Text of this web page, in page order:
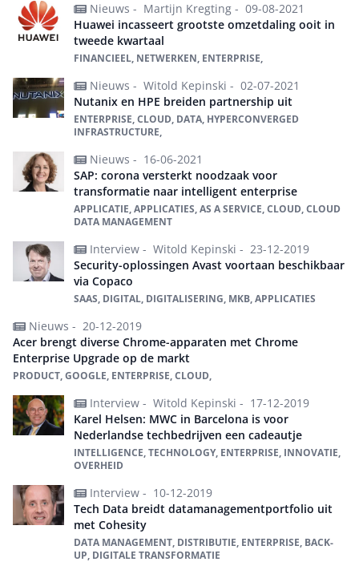
Nieuws - Martijn Kregting - 09-08-2021
Huawei incasseert grootste omzetdaling ooit in
tweede kwartaal
FINANCIEEL, NETWERKEN, ENTERPRISE,
Nieuws - Witold Kepinski - 02-07-2021
Nutanix en HPE breiden partnership uit
ENTERPRISE, CLOUD, DATA, HYPERCONVERGED
INFRASTRUCTURE,
Nieuws - 16-06-2021
SAP: corona versterkt noodzaak voor
transformatie naar intelligent enterprise
APPLICATIE, APPLICATIES, AS A SERVICE, CLOUD, CLOUD
DATA MANAGEMENT
Interview - Witold Kepinski - 23-12-2019
Security-oplossingen Avast voortaan beschikbaar
via Copaco
SAAS, DIGITAL, DIGITALISERING, MKB, APPLICATIES
Nieuws - 20-12-2019
Acer brengt diverse Chrome-apparaten met Chrome
Enterprise Upgrade op de markt
PRODUCT, GOOGLE, ENTERPRISE, CLOUD,
Interview - Witold Kepinski - 17-12-2019
Karel Helsen: MWC in Barcelona is voor
Nederlandse techbedrijven een cadeautje
INTELLIGENCE, TECHNOLOGY, ENTERPRISE, INNOVATIE,
OVERHEID
Interview - 10-12-2019
Tech Data breidt datamanagementportfolio uit
met Cohesity
DATA MANAGEMENT, DISTRIBUTIE, ENTERPRISE, BACK-
UP, DIGITALE TRANSFORMATIE